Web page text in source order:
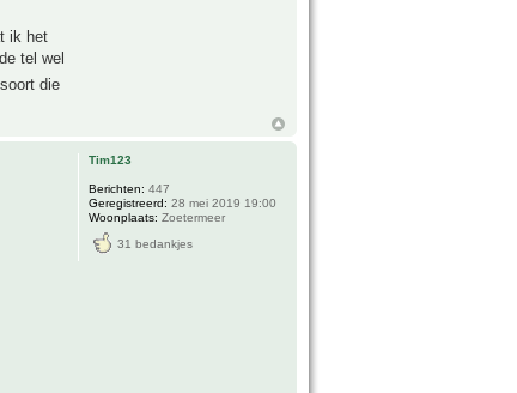
ik het
tel wel
die
Tim123
Berichten: 447
Geregistreerd: 28 mei 2019 19:00
Woonplaats: Zoetermeer
31 bedankjes